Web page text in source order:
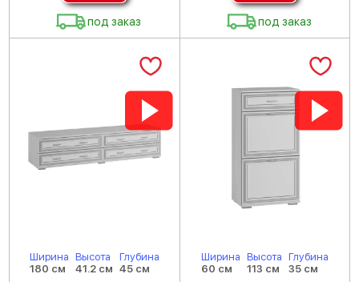
под заказ под заказ
Ширина
180 см
Высота
41.2 см
Глубина
45 см
Ширина
60 см
Высота
113 см
Глубина
35 см